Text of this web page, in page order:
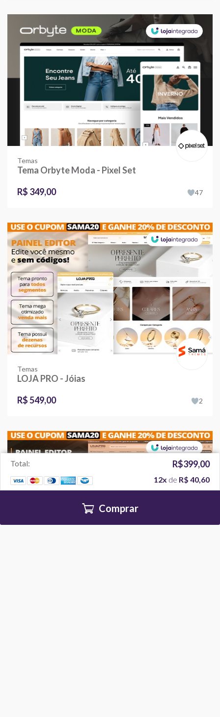
Temas
Tema Orbyte Moda - Pixel Set
R$ 349,00
47
Temas
LOJA PRO - Jóias
R$ 549,00
2
Total: R$399,00
12x de R$ 40,60
Comprar